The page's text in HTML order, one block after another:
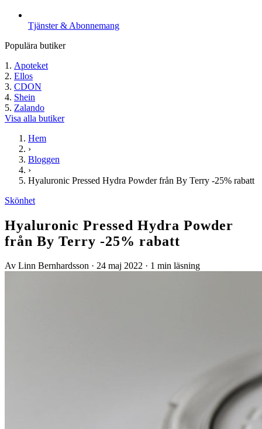
Tjänster & Abonnemang
Populära butiker
Apoteket
Ellos
CDON
Shein
Zalando
Visa alla butiker
Hem
›
Bloggen
›
Hyaluronic Pressed Hydra Powder från By Terry -25% rabatt
Skönhet
Hyaluronic Pressed Hydra Powder
från By Terry -25% rabatt
Av Linn Bernhardsson · 24 maj 2022 · 1 min läsning